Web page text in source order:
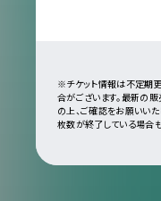
※チケット情報は不定期
合がございます。最新の
の上、ご確認をお願いいた
枚数が終了している場合